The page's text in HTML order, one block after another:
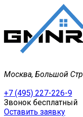
Москва, Большой
+7 (495) 227-226-9
Звонок бесплатный
Оставить заявку